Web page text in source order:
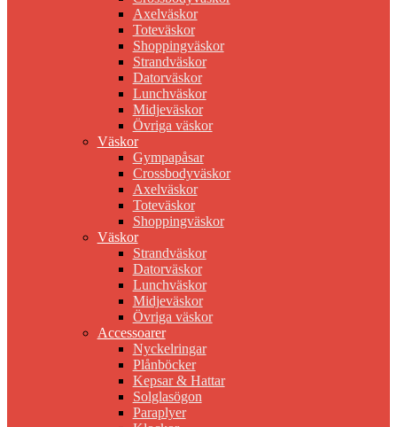
Axelväskor
Toteväskor
Shoppingväskor
Strandväskor
Datorväskor
Lunchväskor
Midjeväskor
Övriga väskor
Väskor
Gympapåsar
Crossbodyväskor
Axelväskor
Toteväskor
Shoppingväskor
Väskor
Strandväskor
Datorväskor
Lunchväskor
Midjeväskor
Övriga väskor
Accessoarer
Nyckelringar
Plånböcker
Kepsar & Hattar
Solglasögon
Paraplyer